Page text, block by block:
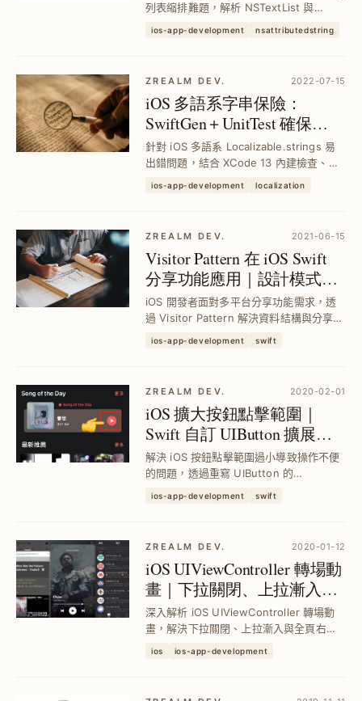
列表縮排難題，解析 NSTextList 與
對齊與間距，提升多層列表排版精準度，
ios-app-development nsattributedstring
ZREALM DEV. 2022-07-15
iOS 多語系字串保險：
SwiftGen＋UnitTest 確保
Localizable.strings 無誤
針對 iOS 多語系 Localizable.strings 易
出錯問題，結合 XCode 13 內建檢查、
語系完整性驗證，快速發現缺漏與重複
ios-app-development localization
ZREALM DEV. 2021-06-15
Visitor Pattern 在 iOS Swift
分享功能應用｜設計模式實
務解析與最佳架構優化
iOS 開發者面對多平台分享功能需求，透
過 Visitor Pattern 解決資料結構與分享邏
實現靈活擴充與維護，避免過度設計帶來
ios-app-development swift
ZREALM DEV. 2020-02-01
iOS 擴大按鈕點擊範圍｜
Swift 自訂 UIButton 擴展觸
控區域技巧
解決 iOS 按鈕點擊範圍過小導致操作不便
的問題，透過重寫 UIButton 的
大感應區域，提升用戶點擊準確度與操作
ios-app-development swift
ZREALM DEV. 2020-01-12
iOS UIViewController 轉場動
畫｜下拉關閉、上拉漸入與
全頁右滑返回實作技巧
深入解析 iOS UIViewController 轉場動
畫，解決下拉關閉、上拉漸入與全頁右滑
UIPercentDrivenInteractiveTransition
ios ios-app-development